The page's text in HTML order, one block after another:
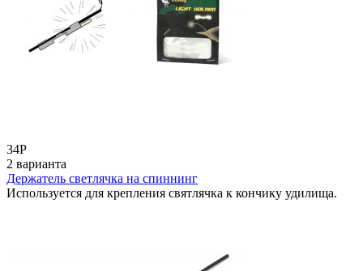
34Р
2 варианта
Держатель светлячка на спиннинг
Используется для крепления святлячка к кончику удилища.